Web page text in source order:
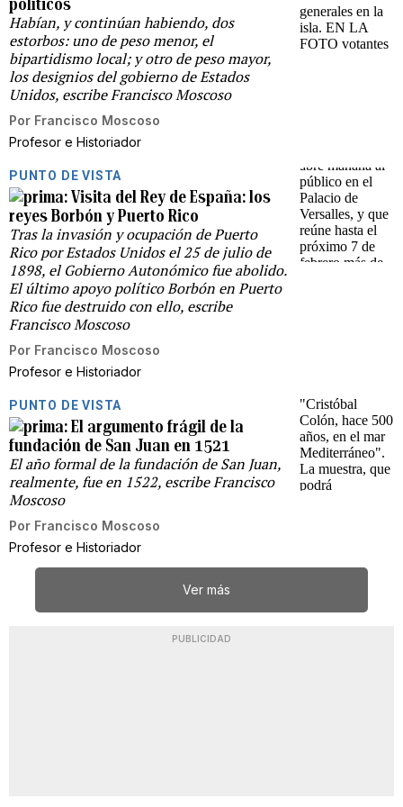
políticos
Habían, y continúan habiendo, dos
estorbos: uno de peso menor, el
bipartidismo local; y otro de peso mayor,
los designios del gobierno de Estados
Unidos, escribe Francisco Moscoso
Por Francisco Moscoso
Profesor e Historiador
PUNTO DE VISTA
Visita del Rey de España: los
reyes Borbón y Puerto Rico
Tras la invasión y ocupación de Puerto
Rico por Estados Unidos el 25 de julio de
1898, el Gobierno Autonómico fue abolido.
El último apoyo político Borbón en Puerto
Rico fue destruido con ello, escribe
Francisco Moscoso
Por Francisco Moscoso
Profesor e Historiador
PUNTO DE VISTA
El argumento frágil de la
fundación de San Juan en 1521
El año formal de la fundación de San Juan,
realmente, fue en 1522, escribe Francisco
Moscoso
Por Francisco Moscoso
Profesor e Historiador
Ver más
PUBLICIDAD